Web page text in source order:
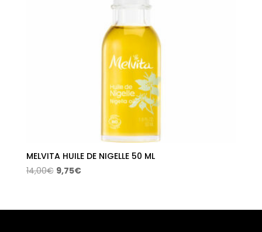
MELVITA HUILE DE NIGELLE 50 ML
14,00€ El
era:
9,75€El
es: